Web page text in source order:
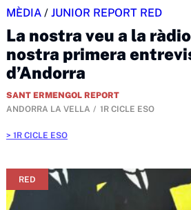
MÈDIA / JUNIOR REPORT RED
La nostra veu a la
nostra primera
d’Andorra
SANT ERMENGOL REPORT
ANDORRA LA VELLA
1R CICLE ESO
1R CICLE ESO
RED